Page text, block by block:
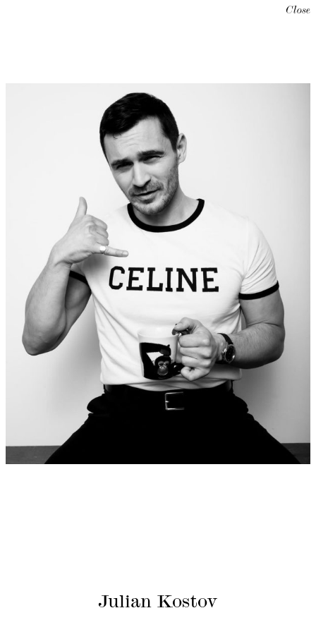
Close
Julian Kostov